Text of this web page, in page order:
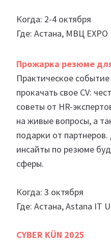
Когда: 2-4 октября
Где: Астана, МВЦ EXPO
Прожарка резюме
Практическое
прокачать свое CV:
советы от HR-
на живые вопросы, а
подарки от
инсайты по резюме
сферы.
Когда: 3 октября
Где: Астана, Astana IT
CYBER KÜN 2025